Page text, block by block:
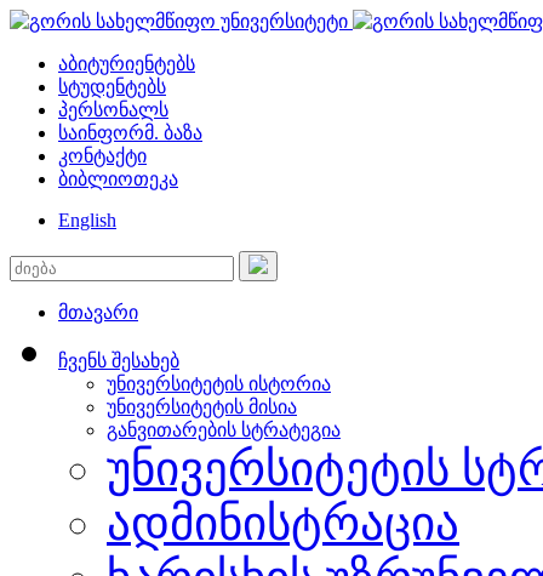
აბიტურიენტებს
სტუდენტებს
პერსონალს
საინფორმ. ბაზა
კონტაქტი
ბიბლიოთეკა
English
მთავარი
ჩვენს შესახებ
უნივერსიტეტის ისტორია
უნივერსიტეტის მისია
განვითარების სტრატეგია
უნივერსიტეტის
ადმინისტრაცია